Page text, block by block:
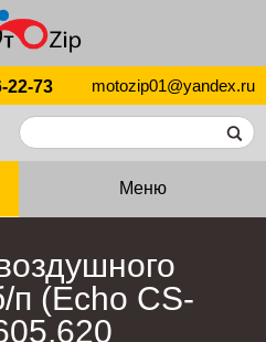
22-73 motozip01@yandex.ru
Меню
п (Echo CS-